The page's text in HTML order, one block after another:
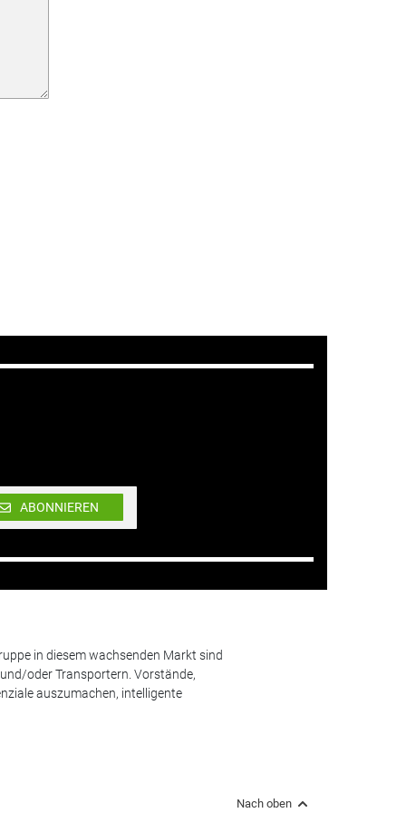
ABONNIEREN
in diesem wachsenden Markt sind
oder Transportern. Vorstände,
auszumachen, intelligente
Nach oben